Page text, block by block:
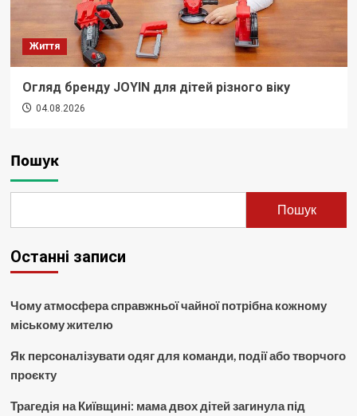
Життя
Огляд бренду JOYIN для дітей різного віку
04.08.2026
Пошук
Пошук
Останні записи
Чому атмосфера справжньої чайної потрібна кожному
міському жителю
Як персоналізувати одяг для команди, події або творчого
проєкту
Трагедія на Київщині: мама двох дітей загинула під